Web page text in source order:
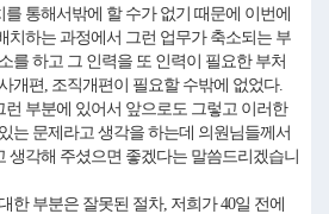
통해서밖에 할 수가 없기 때문에 이번에
치하는 과정에서 그런 업무가 축소되는 부
를 하고 그 인력을 또 인력이 필요한 부처
개편, 조직개편이 필요할 수밖에 없었다.
부분에 있어서 앞으로도 그렇고 이러한
는 문제라고 생각을 하는데 의원님들께서
생각해 주셨으면 좋겠다는 말씀드리겠습니
한 부분은 잘못된 절차, 저희가 40일 전에